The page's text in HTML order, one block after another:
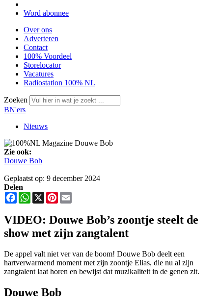
Word abonnee
Over ons
Adverteren
Contact
100% Voordeel
Storelocator
Vacatures
Radiostation 100% NL
Zoeken
BN'ers
Nieuws
Zie ook:
Douwe Bob
Geplaatst op: 9 december 2024
Delen
FacebookWhatsApp
X Pinterest
VIDEO: Douwe Bob’s zoontje steelt de
show met zijn zangtalent
De appel valt niet ver van de boom! Douwe Bob deelt een
hartverwarmend moment met zijn zoontje Elias, die nu al zijn
zangtalent laat horen en bewijst dat muzikaliteit in de genen zit.
Douwe Bob